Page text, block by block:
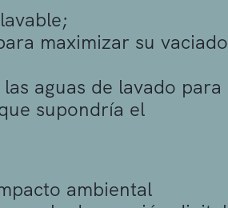
maximizar su vaciado
aguas de lavado para
supondría el
ambiental